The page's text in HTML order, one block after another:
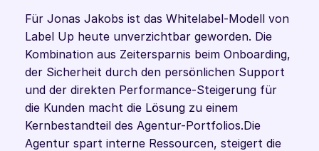
Für Jonas Jakobs ist das Whitelabel-Modell von
Label Up heute unverzichtbar geworden. Die
Kombination aus Zeitersparnis beim Onboarding,
der Sicherheit durch den persönlichen Support
und der direkten Performance-Steigerung für
die Kunden macht die Lösung zu einem
Kernbestandteil des Agentur-Portfolios.Die
Agentur spart interne Ressourcen, steigert die